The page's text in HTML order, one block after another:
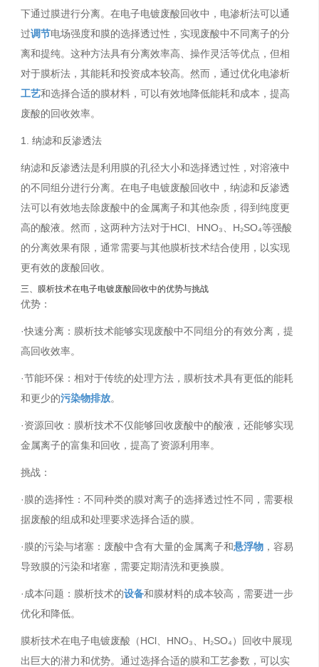
下通过膜进行分离。在电子电镀废酸回收中，电渗析法可以通
过调节电场强度和膜的选择透过性，实现废酸中不同离子的分
离和提纯。这种方法具有分离效率高、操作灵活等优点，但相
对于膜析法，其能耗和投资成本较高。然而，通过优化电渗析
工艺和选择合适的膜材料，可以有效地降低能耗和成本，提高
废酸的回收效率。
1. 纳滤和反渗透法
纳滤和反渗透法是利用膜的孔径大小和选择透过性，对溶液中
的不同组分进行分离。在电子电镀废酸回收中，纳滤和反渗透
法可以有效地去除废酸中的金属离子和其他杂质，得到纯度更
高的酸液。然而，这两种方法对于HCl、HNO₃、H₂SO₄等强酸
的分离效果有限，通常需要与其他膜析技术结合使用，以实现
更有效的废酸回收。
三、膜析技术在电子电镀废酸回收中的优势与挑战
优势：
·快速分离：膜析技术能够实现废酸中不同组分的有效分离，提
高回收效率。
·节能环保：相对于传统的处理方法，膜析技术具有更低的能耗
和更少的污染物排放。
·资源回收：膜析技术不仅能够回收废酸中的酸液，还能够实现
金属离子的富集和回收，提高了资源利用率。
挑战：
·膜的选择性：不同种类的膜对离子的选择透过性不同，需要根
据废酸的组成和处理要求选择合适的膜。
·膜的污染与堵塞：废酸中含有大量的金属离子和悬浮物 ，容易
导致膜的污染和堵塞，需要定期清洗和更换膜。
·成本问题：膜析技术的设备和膜材料的成本较高，需要进一步
优化和降低。
膜析技术在电子电镀废酸（HCl、HNO₃、H₂SO₄）回收中展现
出巨大的潜力和优势。通过选择合适的膜和工艺参数，可以实